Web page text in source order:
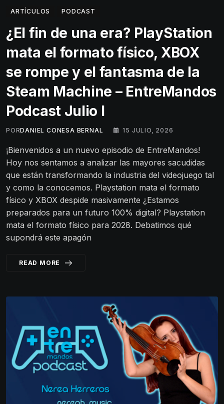
ARTÍCULOS PODCAST
¿El fin de una era? PlayStation
mata el formato físico, XBOX
se rompe y el fantasma de la
Steam Machine – EntreMandos
Podcast Julio I
PORDANIEL CONESA BERNAL 15 JULIO, 2026
¡Bienvenidos a un nuevo episodio de EntreMandos!
Hoy nos sentamos a analizar las mayores sacudidas
que están transformando la industria del videojuego tal
y como la conocemos. Playstation mata el formato
físico y XBOX despide masivamente ¿Estamos
preparados para un futuro 100% digital? Playstation
mata el formato físico para 2028. Debatimos qué
supondrá este apagón
READ MORE